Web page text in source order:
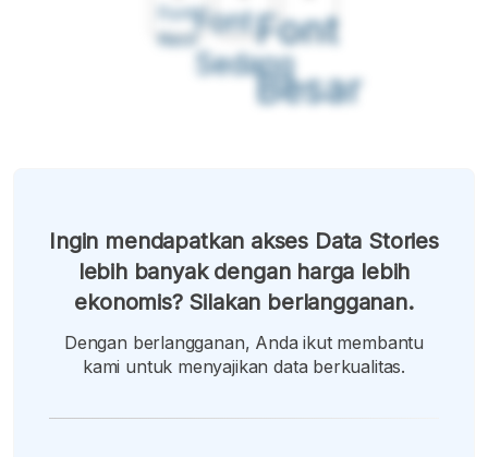
Font
Kecil
Font
Sedang
Font
Besar
Ingin mendapatkan akses Data Stories
lebih banyak dengan harga lebih
ekonomis? Silakan berlangganan.
Dengan berlangganan, Anda ikut membantu
kami untuk menyajikan data berkualitas.